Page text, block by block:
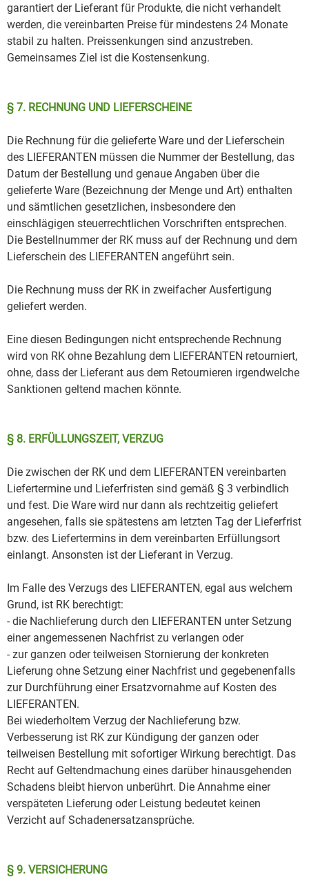
garantiert der Lieferant für Produkte, die nicht verhandelt
werden, die vereinbarten Preise für mindestens 24 Monate
stabil zu halten. Preissenkungen sind anzustreben.
Gemeinsames Ziel ist die Kostensenkung.
§ 7. RECHNUNG UND LIEFERSCHEINE
Die Rechnung für die gelieferte Ware und der Lieferschein
des LIEFERANTEN müssen die Nummer der Bestellung, das
Datum der Bestellung und genaue Angaben über die
gelieferte Ware (Bezeichnung der Menge und Art) enthalten
und sämtlichen gesetzlichen, insbesondere den
einschlägigen steuerrechtlichen Vorschriften entsprechen.
Die Bestellnummer der RK muss auf der Rechnung und dem
Lieferschein des LIEFERANTEN angeführt sein.
Die Rechnung muss der RK in zweifacher Ausfertigung
geliefert werden.
Eine diesen Bedingungen nicht entsprechende Rechnung
wird von RK ohne Bezahlung dem LIEFERANTEN retourniert,
ohne, dass der Lieferant aus dem Retournieren irgendwelche
Sanktionen geltend machen könnte.
§ 8. ERFÜLLUNGSZEIT, VERZUG
Die zwischen der RK und dem LIEFERANTEN vereinbarten
Liefertermine und Lieferfristen sind gemäß § 3 verbindlich
und fest. Die Ware wird nur dann als rechtzeitig geliefert
angesehen, falls sie spätestens am letzten Tag der Lieferfrist
bzw. des Liefertermins in dem vereinbarten Erfüllungsort
einlangt. Ansonsten ist der Lieferant in Verzug.
Im Falle des Verzugs des LIEFERANTEN, egal aus welchem
Grund, ist RK berechtigt:
- die Nachlieferung durch den LIEFERANTEN unter Setzung
einer angemessenen Nachfrist zu verlangen oder
- zur ganzen oder teilweisen Stornierung der konkreten
Lieferung ohne Setzung einer Nachfrist und gegebenenfalls
zur Durchführung einer Ersatzvornahme auf Kosten des
LIEFERANTEN.
Bei wiederholtem Verzug der Nachlieferung bzw.
Verbesserung ist RK zur Kündigung der ganzen oder
teilweisen Bestellung mit sofortiger Wirkung berechtigt. Das
Recht auf Geltendmachung eines darüber hinausgehenden
Schadens bleibt hiervon unberührt. Die Annahme einer
verspäteten Lieferung oder Leistung bedeutet keinen
Verzicht auf Schadenersatzansprüche.
§ 9. VERSICHERUNG